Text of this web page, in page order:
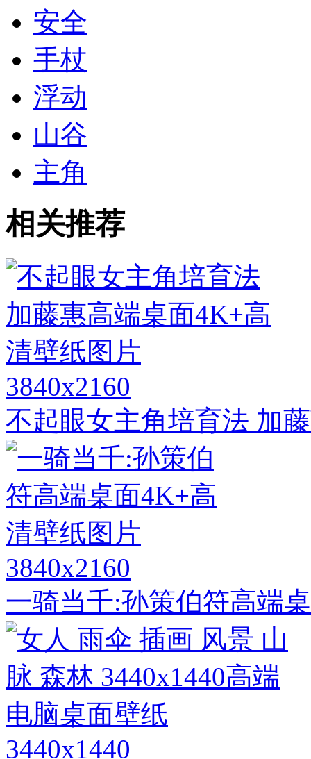
安全
手杖
浮动
山谷
主角
相关推荐
3840x2160
不起眼女主角培育法 加
3840x2160
一骑当千:孙策伯符高端
3440x1440